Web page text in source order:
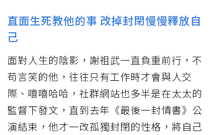
直面生死教他的事 改掉封閉慢慢釋放自
己
面對人生的陰影，謝祖武一直負重前行，不
苟言笑的他，往往只有工作時才會與人交
際、嘻嘻哈哈，社群網站也多半是在太太的
監督下發文，直到去年《最後一封情書》公
演結束，他才一改孤獨封閉的性格，將自己